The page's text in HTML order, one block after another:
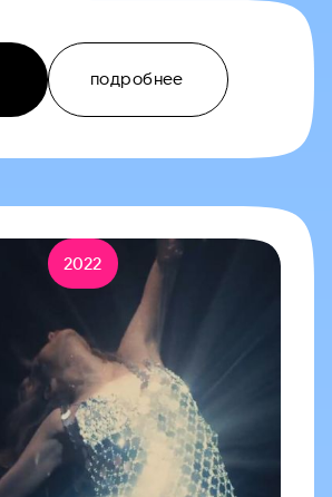
подробнее
2022